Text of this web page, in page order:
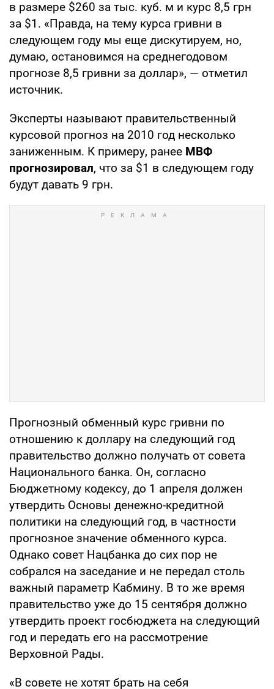
в размере $260 за тыс. куб. м и курс 8,5 грн
за $1. «Правда, на тему курса гривни в
следующем году мы еще дискутируем, но,
думаю, остановимся на среднегодовом
прогнозе 8,5 гривни за доллар», — отметил
источник.
Эксперты называют правительственный
курсовой прогноз на 2010 год несколько
заниженным. К примеру, ранее МВФ
прогнозировал, что за $1 в следующем году
будут давать 9 грн.
Прогнозный обменный курс гривни по
отношению к доллару на следующий год
правительство должно получать от совета
Национального банка. Он, согласно
Бюджетному кодексу, до 1 апреля должен
утвердить Основы денежно-кредитной
политики на следующий год, в частности
прогнозное значение обменного курса.
Однако совет Нацбанка до сих пор не
собрался на заседание и не передал столь
важный параметр Кабмину. В то же время
правительство уже до 15 сентября должно
утвердить проект госбюджета на следующий
год и передать его на рассмотрение
Верховной Рады.
«В совете не хотят брать на себя